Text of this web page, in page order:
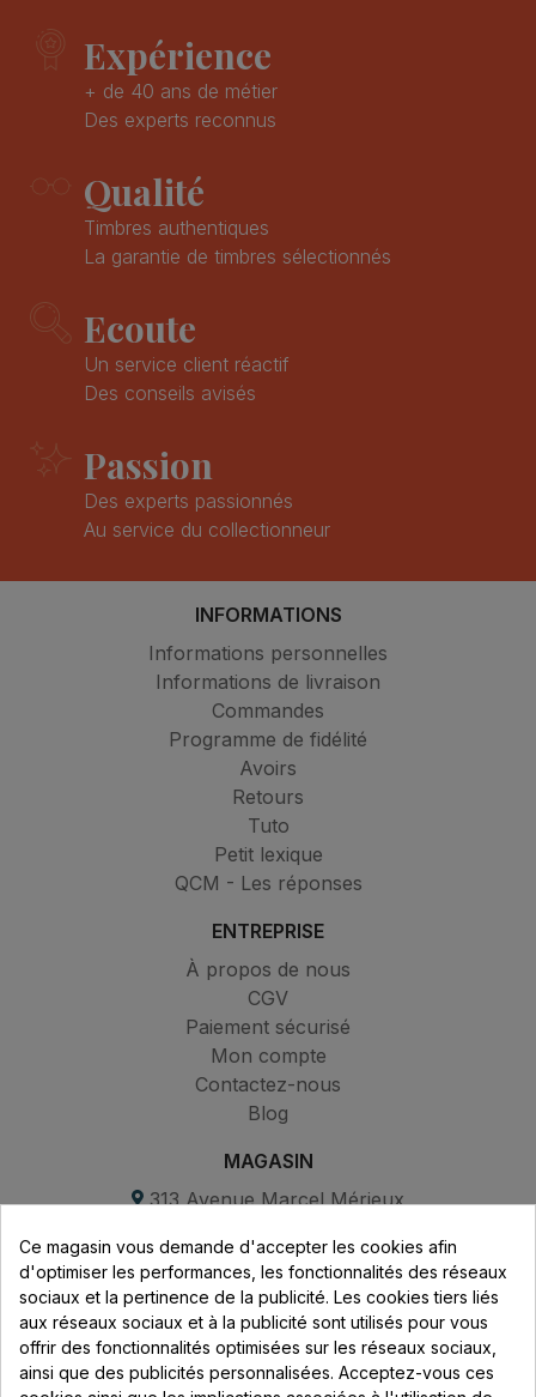
Expérience
+ de 40 ans de métier
Des experts reconnus
Qualité
Timbres authentiques
La garantie de timbres sélectionnés
Ecoute
Un service client réactif
Des conseils avisés
Passion
Des experts passionnés
Au service du collectionneur
INFORMATIONS
Informations personnelles
Informations de livraison
Commandes
Programme de fidélité
Avoirs
Retours
Tuto
Petit lexique
QCM - Les réponses
ENTREPRISE
À propos de nous
CGV
Paiement sécurisé
Mon compte
Contactez-nous
Blog
MAGASIN
313 Avenue Marcel Mérieux
69530 Brignais
Lundi au vendredi :
8h - 16h
uniquement sur Rendez-vous
Ce magasin vous demande d'accepter les cookies afin
d'optimiser les performances, les fonctionnalités des réseaux
sociaux et la pertinence de la publicité. Les cookies tiers liés
aux réseaux sociaux et à la publicité sont utilisés pour vous
offrir des fonctionnalités optimisées sur les réseaux sociaux,
ainsi que des publicités personnalisées. Acceptez-vous ces